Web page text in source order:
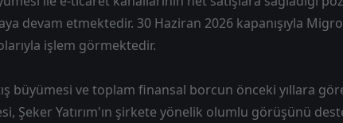
devam etmektedir. 30 Haziran 2026 kapanışıyla
işlem görmektedir.
büyümesi ve toplam finansal borcun önceki yıllara
Şeker Yatırım'ın şirkete yönelik olumlu görüşünü